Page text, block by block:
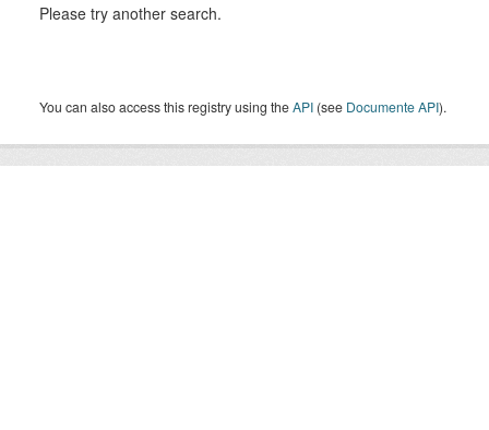
Please try another search.
You can also access this registry using theAPI (see Documente API).